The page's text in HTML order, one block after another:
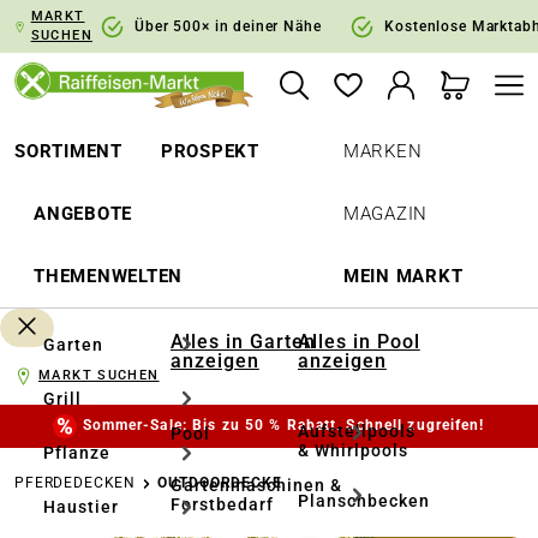
Zur Hauptnavigation springen
MARKT
SUCHEN
Über 500× in deiner Nähe Kostenlose
SORTIMENT PROSPEKT
ANGEBOTE
THEMENWELTEN
MARKEN
MAGAZIN
MEIN MARKT
Garten
Grill
Pflanze
Haustier
Alles in Garten
anzeigen
Pool
Gartenmaschinen &
Forstbedarf
Alles in Pool
anzeigen
Aufstellpools
& Whirlpools
Planschbecken
MARKT SUCHEN
Sommer-Sale: Bis zu 50 % Rabatt. Schnell zugreifen!
PFERDEDECKEN OUTDOORDECKE